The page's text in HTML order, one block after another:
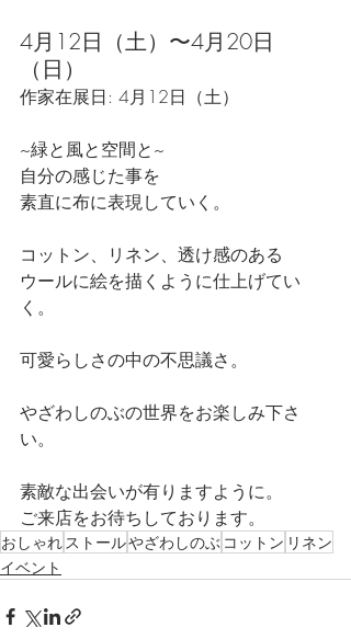
4月12日（土）〜4月20日
（日）
作家在展日: 4月12日（土）
~緑と風と空間と~
自分の感じた事を
素直に布に表現していく。
コットン、リネン、透け感のある
ウールに絵を描くように仕上げてい
く。
可愛らしさの中の不思議さ。
やざわしのぶの世界をお楽しみ下さ
い。
素敵な出会いが有りますように。
ご来店をお待ちしております。
おしゃれストールやざわしのぶ コットン リネン
イベント